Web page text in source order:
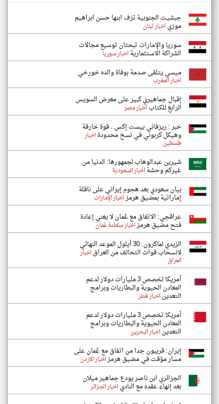
جبشيت الجنوبية تزف ابنها حسن ابراهيم
موزياخبار لبنان
سوريا والإمارات تبحثان توسيع مجالات
الشراكة الاستثماريةاخبار سوريا
ميسي يتلقى صدمة بوفاة والده خورخي
اخبار المغرب
إقبال جماهيري كبير على معرض السويس
الرابع للكتاباخبار مصر
خبر : ريزفاني بيست إكس.. قوة خارقة
وهيكل كربوني في نسخ محدودةاخبار
فلسطين
شيرين عبدالوهاب لجمهورها: الدنيا من
غيركم وحشةاخبار السعودية
بيان سعودي بعد هجوم إيراني على ناقلة
إماراتية بمضيق هرمزاخبار الإمارات
عراقجي: الاتفاق مع عُمان لا يعني إعادة
فتح مضيق هرمزاخبار سلطنة عُمان
الزيدي لماكرون: 30 أيلول الموعد النهائي
لانسحاب قوات التحالف من العراقاخبار
العراق
أمريكا تخصص 3 مليارات دولار لدعم
المعادن الحيوية والبطاريات وبرامج
التعديناخبار قطر
أمريكا تخصص 3 مليارات دولار لدعم
المعادن الحيوية والبطاريات وبرامج
التعديناخبار البحرين
إيران: قريبون جدا من اتفاق مع عُمان على
مسار مؤقت في مضيق هرمزاخبار الاردن
الجزائري ابن ناصر يودع جماهير ميلان
بعد إنهاء عقده مع النادياخبار الجزائر